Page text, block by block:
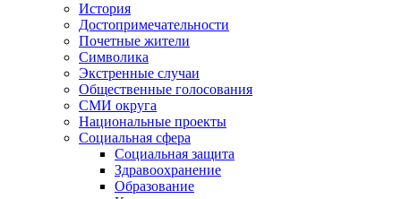
История
Достопримечательности
Почетные жители
Символика
Экстренные случаи
Общественные голосования
СМИ округа
Национальные проекты
Социальная сфера
Социальная защита
Здравоохранение
Образование